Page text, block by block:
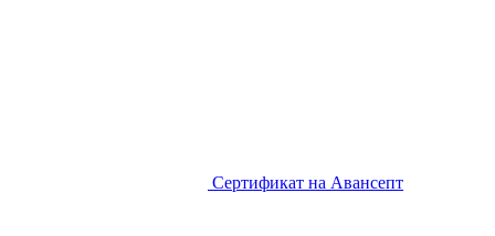
Сертификат на Авансепт